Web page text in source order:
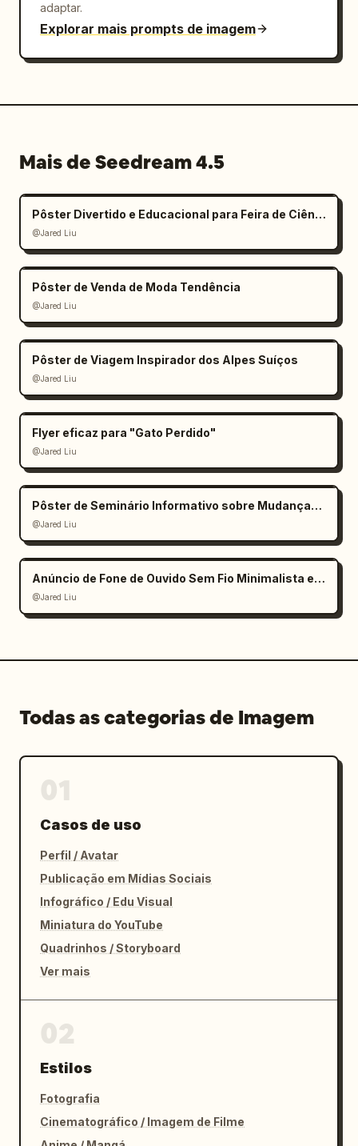
adaptar.
Explorar mais prompts de imagem
Mais de Seedream 4.5
Pôster Divertido e Educacional para Feira de Ciências Infantil
@Jared Liu
Pôster de Venda de Moda Tendência
@Jared Liu
Pôster de Viagem Inspirador dos Alpes Suíços
@Jared Liu
Flyer eficaz para "Gato Perdido"
@Jared Liu
Pôster de Seminário Informativo sobre Mudanças Climáticas
@Jared Liu
Anúncio de Fone de Ouvido Sem Fio Minimalista e Elegante
@Jared Liu
Todas as categorias de Imagem
Casos de uso
Perfil / Avatar
Publicação em Mídias Sociais
Infográfico / Edu Visual
Miniatura do YouTube
Quadrinhos / Storyboard
Ver mais
Estilos
Fotografia
Cinematográfico / Imagem de Filme